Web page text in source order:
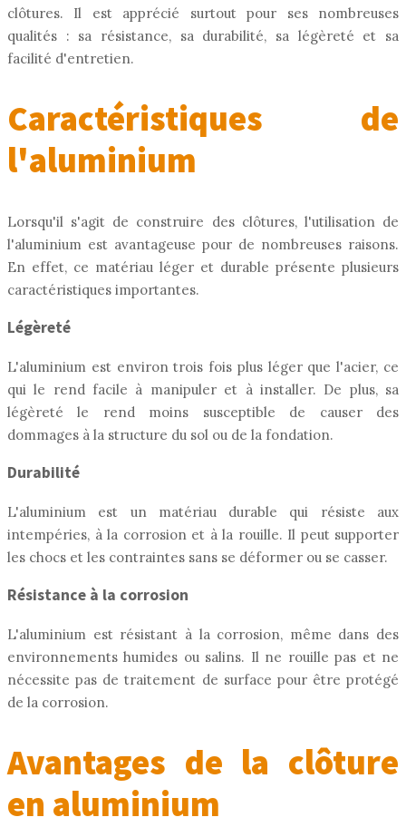
clôtures. Il est apprécié surtout pour ses nombreuses
qualités : sa résistance, sa durabilité, sa légèreté et sa
facilité d'entretien.
Caractéristiques de
l'aluminium
Lorsqu'il s'agit de construire des clôtures, l'utilisation de
l'aluminium est avantageuse pour de nombreuses raisons.
En effet, ce matériau léger et durable présente plusieurs
caractéristiques importantes.
Légèreté
L'aluminium est environ trois fois plus léger que l'acier, ce
qui le rend facile à manipuler et à installer. De plus, sa
légèreté le rend moins susceptible de causer des
dommages à la structure du sol ou de la fondation.
Durabilité
L'aluminium est un matériau durable qui résiste aux
intempéries, à la corrosion et à la rouille. Il peut supporter
les chocs et les contraintes sans se déformer ou se casser.
Résistance à la corrosion
L'aluminium est résistant à la corrosion, même dans des
environnements humides ou salins. Il ne rouille pas et ne
nécessite pas de traitement de surface pour être protégé
de la corrosion.
Avantages de la clôture
en aluminium